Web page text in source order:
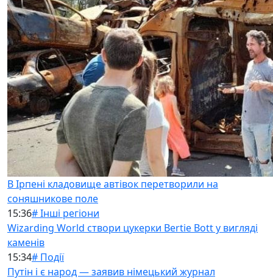
В Ірпені кладовище автівок перетворили на
соняшникове поле
15:36# Інші регіони
Wizarding World створи цукерки Bertie Bott у вигляді
каменів
15:34# Події
Путін і є народ — заявив німецький журнал